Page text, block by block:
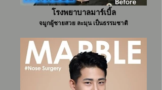
โรงพยาบาลมาร์เบิ้ล
จมูกผู้ชายสวย ละมุน เป็นธรรมชาติ